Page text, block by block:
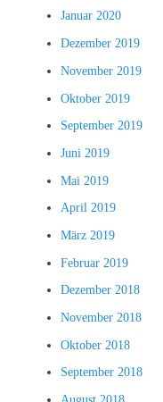
Januar 2020
Dezember 2019
November 2019
Oktober 2019
September 2019
Juni 2019
Mai 2019
April 2019
März 2019
Februar 2019
Dezember 2018
November 2018
Oktober 2018
September 2018